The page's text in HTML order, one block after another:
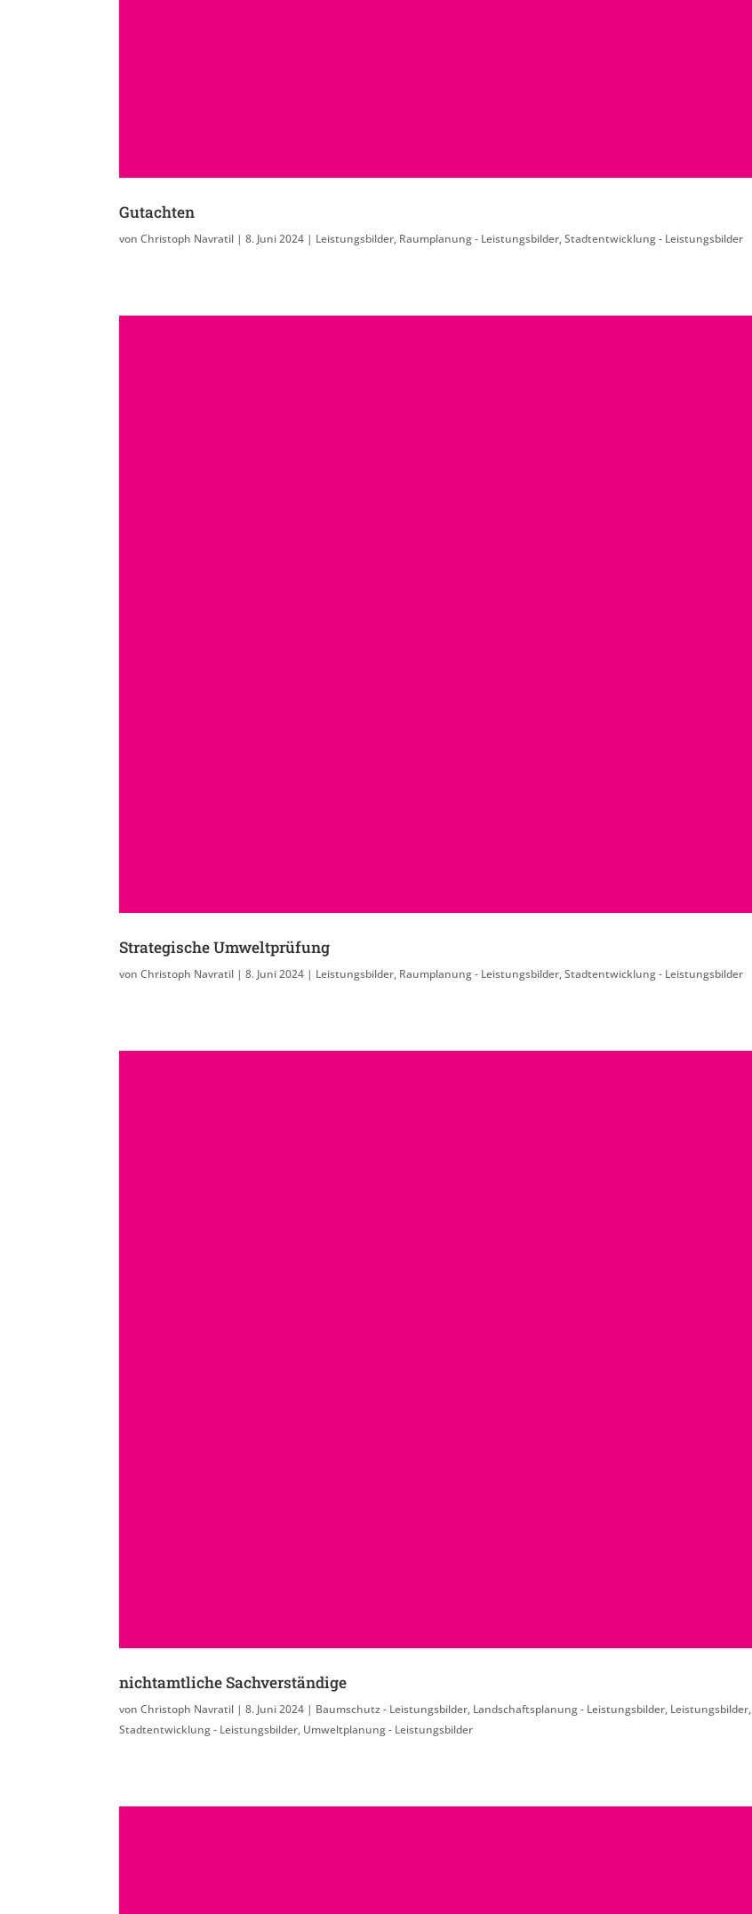
Gutachten
vonChristoph Navratil |8. Juni 2024 | Leistungsbilder, Raumplanung - Leistungsbilder,Stadtentwicklung - Leistungsbilder
Strategische Umweltprüfung
vonChristoph Navratil |8. Juni 2024 | Leistungsbilder, Raumplanung - Leistungsbilder,Stadtentwicklung - Leistungsbilder
nichtamtliche Sachverständige
vonChristoph Navratil |8. Juni 2024 | Baumschutz - Leistungsbilder, Landschaftsplanung - Leistungsbilder, Leistungsbilder,
Stadtentwicklung - Leistungsbilder, Umweltplanung - Leistungsbilder